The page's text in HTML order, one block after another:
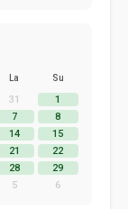
La Su
31
1
7
8
14
15
21
22
28
29
5 6